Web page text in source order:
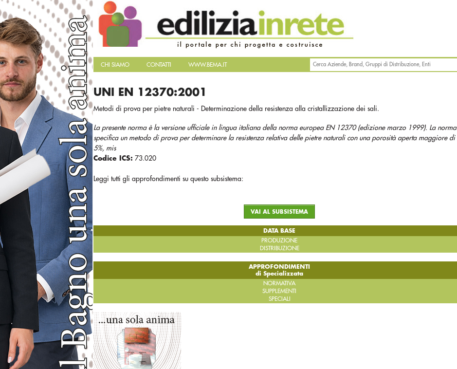
CHI SIAMO CONTATTI WWW.BEMA.IT
UNI EN 12370:2001
Metodi di prova per pietre naturali - Determinazione della resistenza alla cristallizzazione dei sali.
La presente norma è la versione ufficiale in lingua italiana della norma europea EN 12370 (edizione marzo 1999). La norma
specifica un metodo di prova per determinare la resistenza relativa delle pietre naturali con una porosità aperta maggiore di
5%, mis
Codice ICS: 73.020
Leggi tutti gli approfondimenti su questo subsistema:
VAI AL SUBSISTEMA
DATA BASE
PRODUZIONE
DISTRIBUZIONE
APPROFONDIMENTI
di Specializzata
NORMATIVA
SUPPLEMENTI
SPECIALI